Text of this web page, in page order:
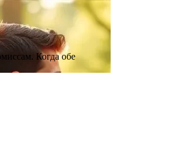
Когда обе